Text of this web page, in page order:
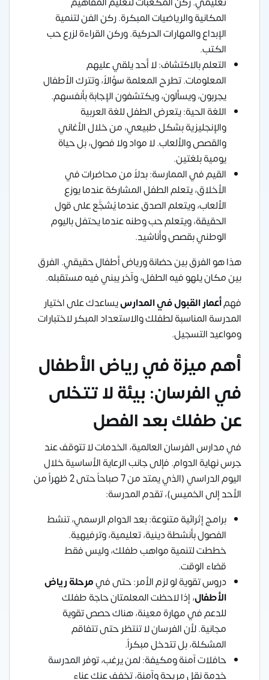
المكانية والرياضيات المبكرة. ركن الفن لتنمية
الإبداع والمهارات الحركية. وركن القراءة لزرع حب
الكتب.
التعلم بالاكتشاف: لا أحد يلقي عليهم
المعلومات. تطرح المعلمة سؤالاً، وتترك الأطفال
يجربون، ويسألون، ويكتشفون الإجابة بأنفسهم.
اللغة الحية: يتعرض الطفل للغة العربية
والإنجليزية بشكل طبيعي، من خلال الأغاني
والقصص والألعاب. لا مواد ولا فصول، بل حياة
يومية بلغتين.
القيم في الممارسة: بدلاً من محاضرات في
الأخلاق، يتعلم الطفل المشاركة عندما يوزع
الألعاب، ويتعلم الصدق عندما يُشجَّع على قول
الحقيقة، ويتعلم حب وطنه عندما يحتفل باليوم
الوطني بقصص وأناشيد.
هذا هو الفرق بين حضانة ورياض أطفال حقيقي. الفرق
بين مكان يلهو فيه الطفل، وآخر يبني فيه مستقبله.
فهمأعمار القبول في المدارسيساعدك على اختيار
المدرسة المناسبة لطفلك والاستعداد المبكر لاختبارات
ومواعيد التسجيل.
أهم ميزة في رياض الأطفال
في الفرسان: بيئة لا تتخلى
عن طفلك بعد الفصل
في مدارس الفرسان العالمية، الخدمات لا تتوقف عند
جرس نهاية الدوام. فإلى جانب الرعاية الأساسية خلال
اليوم الدراسي (الذي يمتد من 7 صباحاً حتى 2 ظهراً من
الأحد إلى الخميس)، تقدم المدرسة:
برامج إثرائية متنوعة: بعد الدوام الرسمي، تنشط
الفصول بأنشطة دينية، تعليمية، وترفيهية.
خططت لتنمية مواهب طفلك، وليس فقط
قضاء الوقت.
دروس تقوية لو لزم الأمر: حتى فيمرحلة رياض
الأطفال، إذا لاحظت المعلمتان حاجة طفلك
للدعم في مهارة معينة، هناك حصص تقوية
مجانية. لأن الفرسان لا تنتظر حتى تتفاقم
المشكلة، بل تتدخل مبكراً.
حافلات آمنة ومكيفة: لمن يرغب، توفر المدرسة
خدمة نقل مريحة وآمنة، تخفف عنك عناء